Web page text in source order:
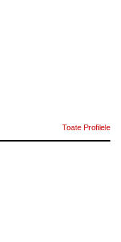
Toate Profilele